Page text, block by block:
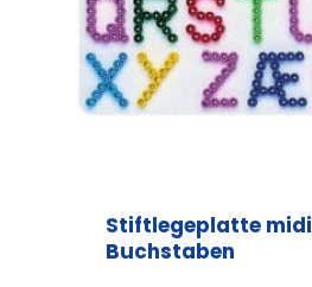
Stiftlegeplatte midi
Buchstaben